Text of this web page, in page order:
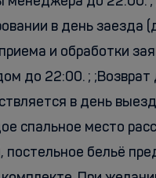
в день заезда
и обработки
до 22:00. ; ;Возврат
в день
спальное место
постельное бельё